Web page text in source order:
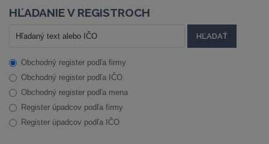
HĽADANIE V REGISTROCH
Obchodný register podľa firmy
Obchodný register podľa IČO
Obchodný register podľa mena
Register úpadcov podľa firmy
Register úpadcov podľa IČO